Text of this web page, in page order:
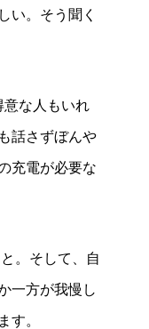
い。そう聞く
意な人もいれ
話さずぼんや
充電が必要な
。そして、自
一方が我慢し
す。